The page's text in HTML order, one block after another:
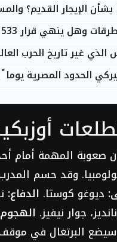
الإيجار القديم؟
533 أزمة بلطجية التوك توك
غير تاريخ الحرب
الحدود المصرية يوما
المهمة أمام أحد
الأولى 1-3 أمام كولومبيا.
ديوغو كوستا. الدفاع:
جوار نيفيز.
سيضع البرتغال في